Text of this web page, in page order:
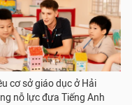
cơ sở giáo dục ở Hải
nỗ lực đưa Tiếng Anh